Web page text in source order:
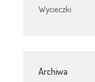
Wycieczki
Archiwa